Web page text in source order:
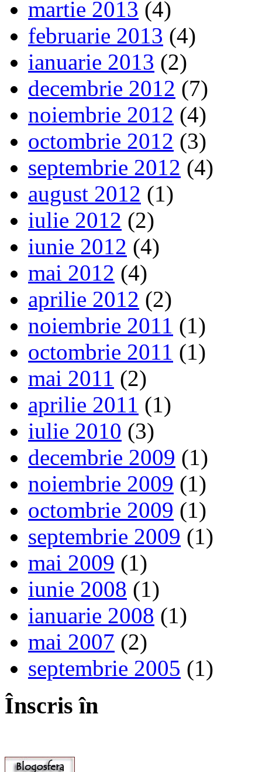
martie 2013 (4)
februarie 2013 (4)
ianuarie 2013 (2)
decembrie 2012 (7)
noiembrie 2012 (4)
octombrie 2012 (3)
septembrie 2012 (4)
august 2012 (1)
iulie 2012 (2)
iunie 2012 (4)
mai 2012 (4)
aprilie 2012 (2)
noiembrie 2011 (1)
octombrie 2011 (1)
mai 2011 (2)
aprilie 2011 (1)
iulie 2010 (3)
decembrie 2009 (1)
noiembrie 2009 (1)
octombrie 2009 (1)
septembrie 2009 (1)
mai 2009 (1)
iunie 2008 (1)
ianuarie 2008 (1)
mai 2007 (2)
septembrie 2005 (1)
Înscris în